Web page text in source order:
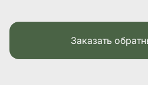
Заказать